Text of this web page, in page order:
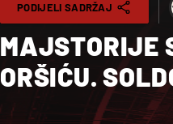
PODIJELI SADRŽAJ
MAJSTORIJE
ORŠIĆU.